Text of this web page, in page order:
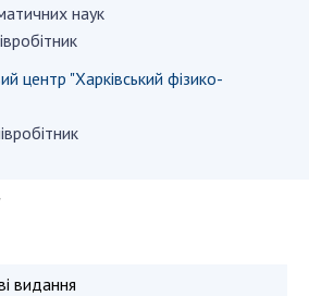
та видавнича діяльність
власності та
в наукових установах
що становлять національне
діяльності
досліджень НАН України
наук
центр "Харкiвський фiзико-
видання